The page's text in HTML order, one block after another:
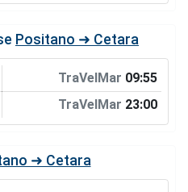
Positano ➜ Cetara
TraVelMar 09:55
TraVelMar 23:00
➜ Cetara